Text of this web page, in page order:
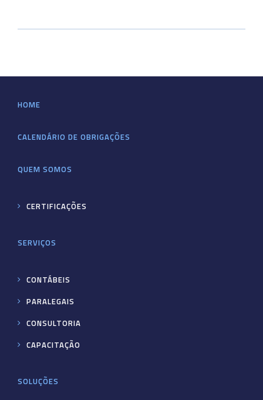
HOME
CALENDÁRIO DE OBRIGAÇÕES
QUEM SOMOS
CERTIFICAÇÕES
SERVIÇOS
CONTÁBEIS
PARALEGAIS
CONSULTORIA
CAPACITAÇÃO
SOLUÇÕES